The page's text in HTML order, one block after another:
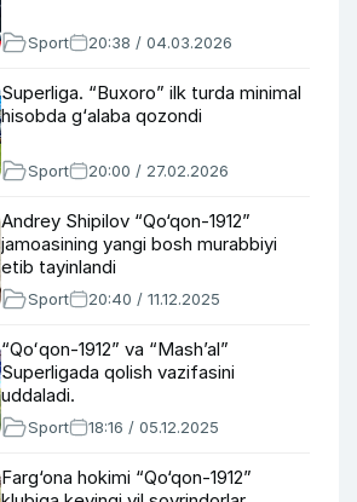
Sport 20:38 / 04.03.2026
Superliga. “Buxoro” ilk turda minimal
hisobda g‘alaba qozondi
Sport 20:00 / 27.02.2026
Andrey Shipilov “Qo‘qon-1912”
jamoasining yangi bosh murabbiyi
etib tayinlandi
Sport 20:40 / 11.12.2025
“Qoʻqon-1912” va “Mashʼal”
Superligada qolish vazifasini
uddaladi.
Sport 18:16 / 05.12.2025
Farg‘ona hokimi “Qo‘qon-1912”